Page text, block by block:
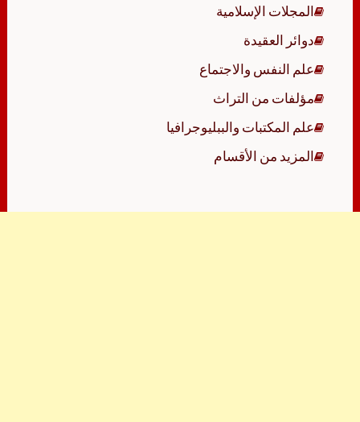
المجلات الإسلامية
دوائر العقيدة
علم النفس والاجتماع
مؤلفات من التراث
علم المكتبات والببليوجرافيا
المزيد من الأقسام